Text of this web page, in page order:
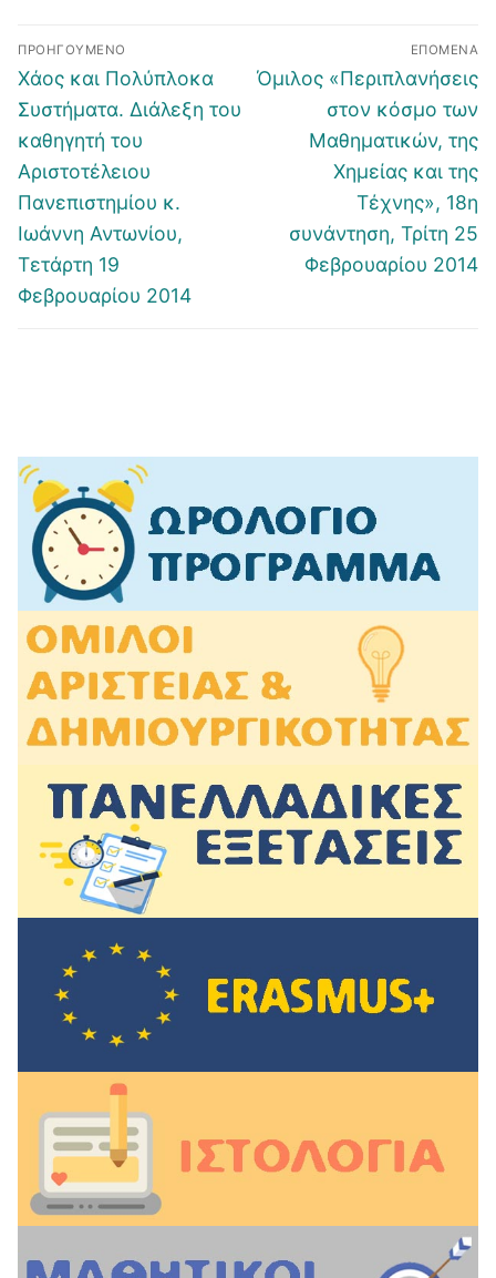
Πλοήγηση
άρθρων
ΠΡΟΗΓΟΎΜΕΝΟ
Προηγούμενο
άρθρο:
Χάος και Πολύπλοκα
Συστήματα. Διάλεξη του
καθηγητή του
Αριστοτέλειου
Πανεπιστημίου κ.
Ιωάννη Αντωνίου,
Τετάρτη 19
Φεβρουαρίου 2014
ΕΠΌΜΕΝΑ
Επόμενο
Όμιλος «Περιπλανήσεις
στον κόσμο των
Μαθηματικών, της
Χημείας και της
Τέχνης», 18η
συνάντηση, Τρίτη 25
Φεβρουαρίου 2014